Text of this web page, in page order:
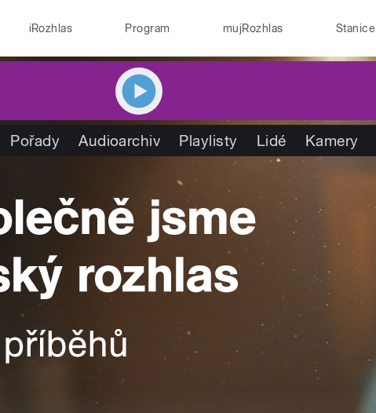
iRozhlas Program mujRozhlas Stanice
Pořady Audioarchiv Playlisty Lidé Kamery